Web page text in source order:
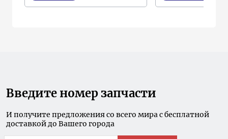
Введите номер запчасти
И получите предложения со всего мира с бесплатной
доставкой до Вашего города